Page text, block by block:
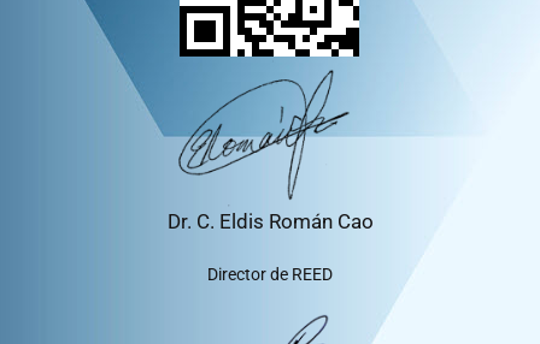
Dr. C. Eldis Román Cao
Director de REED